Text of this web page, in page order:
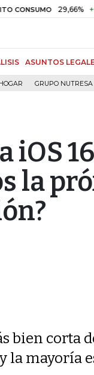
29,66% +0,87%
ASUNTOS
GRUPO NUTRESA
iOS
la
bien corta
la mayoría